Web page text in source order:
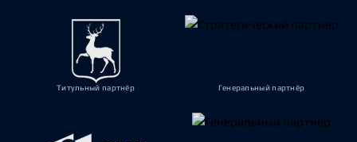
Титульный партнёр Генеральный партнёр